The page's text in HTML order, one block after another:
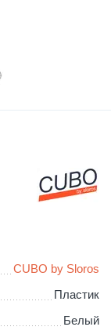
CUBO by Sloros
Пластик
Белый